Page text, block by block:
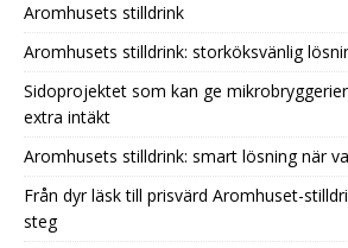
Aromhusets stilldrink
Aromhusets stilldrink: storköksvänlig
Sidoprojektet som kan ge
extra intäkt
Aromhusets stilldrink: smart lösning när
Från dyr läsk till prisvärd Aromhuset-
steg